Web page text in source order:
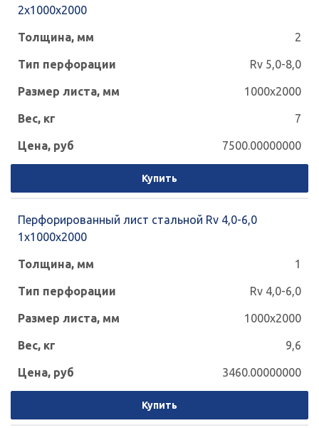
2х1000х2000
2
Rv 5,0-8,0
1000x2000
7
7500.00000000
Купить
Перфорированный лист стальной Rv 4,0-6,0
1x1000x2000
1
Rv 4,0-6,0
1000x2000
9,6
3460.00000000
Купить